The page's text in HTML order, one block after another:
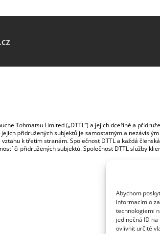
Abychom
informacím o
technologiemi
jedinečná ID
ovlivnit určité
Tohmatsu Limited („DTTL“) a jejich dceřiné a
přidružených subjektů je samostatným a
k třetím stranám. Společnost DTTL a každá
či přidružených subjektů. Společnost DTTL služby